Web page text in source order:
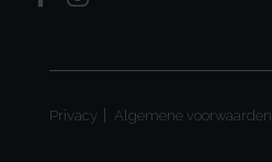
Privacy Algemene voorwaarden